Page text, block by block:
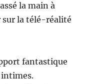
la main à
sur la télé-réalité
fantastique
intimes.